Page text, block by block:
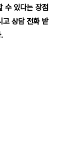
수 있다는 장점
고 상담 전화 받